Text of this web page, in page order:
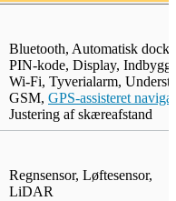
Bluetooth, Automatisk
PIN-kode, Display,
Wi-Fi, Tyverialarm,
GSM, GPS-assisteret
Justering af skæreafstand
Regnsensor, Løftesensor,
LiDAR